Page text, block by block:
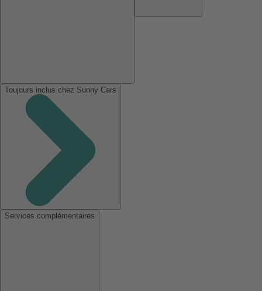
Toujours inclus chez Sunny Cars
Services complémentaires